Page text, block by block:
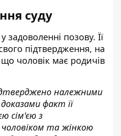
суду
задоволенні позову. Її
підтвердження, на
чоловік має родичів
належними
факт її
сім'єю з
та жінкою